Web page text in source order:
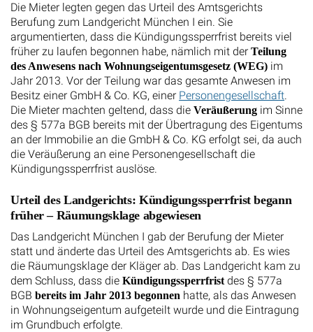
Die Mieter legten gegen das Urteil des Amtsgerichts
Berufung zum Landgericht München I ein. Sie
argumentierten, dass die Kündigungssperrfrist bereits viel
früher zu laufen begonnen habe, nämlich mit der Teilung
des Anwesens nach Wohnungseigentumsgesetz (WEG) im
Jahr 2013. Vor der Teilung war das gesamte Anwesen im
Besitz einer GmbH & Co. KG, einer Personengesellschaft.
Die Mieter machten geltend, dass die Veräußerung im Sinne
des § 577a BGB bereits mit der Übertragung des Eigentums
an der Immobilie an die GmbH & Co. KG erfolgt sei, da auch
die Veräußerung an eine Personengesellschaft die
Kündigungssperrfrist auslöse.
Urteil des Landgerichts: Kündigungssperrfrist begann
früher – Räumungsklage abgewiesen
Das Landgericht München I gab der Berufung der Mieter
statt und änderte das Urteil des Amtsgerichts ab. Es wies
die Räumungsklage der Kläger ab. Das Landgericht kam zu
dem Schluss, dass die Kündigungssperrfrist des § 577a
BGB bereits im Jahr 2013 begonnen hatte, als das Anwesen
in Wohnungseigentum aufgeteilt wurde und die Eintragung
im Grundbuch erfolgte.